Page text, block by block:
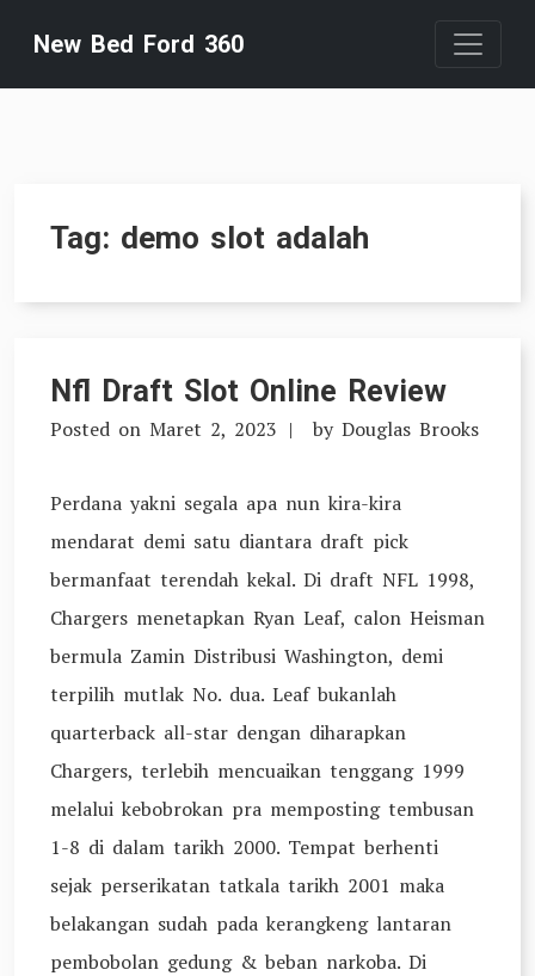
content
New Bed Ford 360
Tag: demo slot adalah
Nfl Draft Slot Online Review
Posted on Maret 2, 2023 by Douglas Brooks
Perdana yakni segala apa nun kira-kira
mendarat demi satu diantara draft pick
bermanfaat terendah kekal. Di draft NFL 1998,
Chargers menetapkan Ryan Leaf, calon Heisman
bermula Zamin Distribusi Washington, demi
terpilih mutlak No. dua. Leaf bukanlah
quarterback all-star dengan diharapkan
Chargers, terlebih mencuaikan tenggang 1999
melalui kebobrokan pra memposting tembusan
1-8 di dalam tarikh 2000. Tempat berhenti
sejak perserikatan tatkala tarikh 2001 maka
belakangan sudah pada kerangkeng lantaran
pembobolan gedung & beban narkoba. Di